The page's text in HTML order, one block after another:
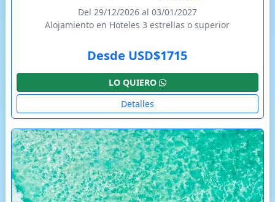
Del 29/12/2026 al 03/01/2027
Alojamiento en Hoteles 3 estrellas o superior
Desde USD$1715
LO QUIERO
Detalles